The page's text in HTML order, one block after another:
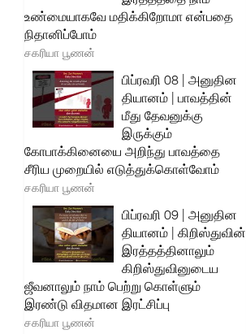
உண்மையாகவே மதிக்கிறோமா என்பதை
நிதானிப்போம்
சகரியா பூணன்
பிப்ரவரி 08 | அனுதின
தியானம் | பாவத்தின்
மீது தேவனுக்கு
இருக்கும்
கோபாக்கினையை அறிந்து பாவத்தை
சீரிய முறையில் எடுத்துக்கொள்வோம்
சகரியா பூணன்
பிப்ரவரி 09 | அனுதின
தியானம் | கிறிஸ்துவின்
இரத்தத்தினாலும்
கிறிஸ்துவினுடைய
ஜீவனாலும் நாம் பெற்று கொள்ளும்
இரண்டு விதமான இரட்சிப்பு
சகரியா பூணன்